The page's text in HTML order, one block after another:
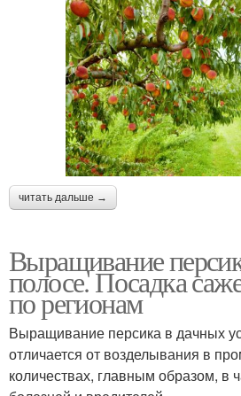
читать дальше →
Выращивание
полосе. Посадка
по регионам
Выращивание персика в дачных
отличается от возделывания в
количествах, главным образом, в